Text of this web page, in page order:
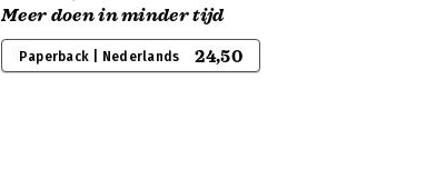
Meer doen in minder tijd
Paperback | Nederlands 24,50